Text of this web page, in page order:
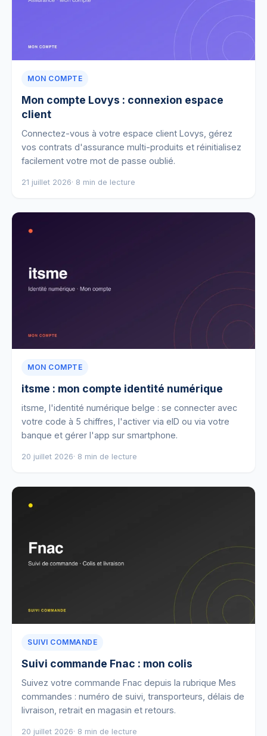
MON COMPTE
Mon compte Lovys : connexion espace
client
Connectez-vous à votre espace client Lovys, gérez
vos contrats d'assurance multi-produits et réinitialisez
facilement votre mot de passe oublié.
21 juillet 2026· 8 min de lecture
MON COMPTE
itsme : mon compte identité numérique
itsme, l'identité numérique belge : se connecter avec
votre code à 5 chiffres, l'activer via eID ou via votre
banque et gérer l'app sur smartphone.
20 juillet 2026· 8 min de lecture
SUIVI COMMANDE
Suivi commande Fnac : mon colis
Suivez votre commande Fnac depuis la rubrique Mes
commandes : numéro de suivi, transporteurs, délais de
livraison, retrait en magasin et retours.
20 juillet 2026· 8 min de lecture